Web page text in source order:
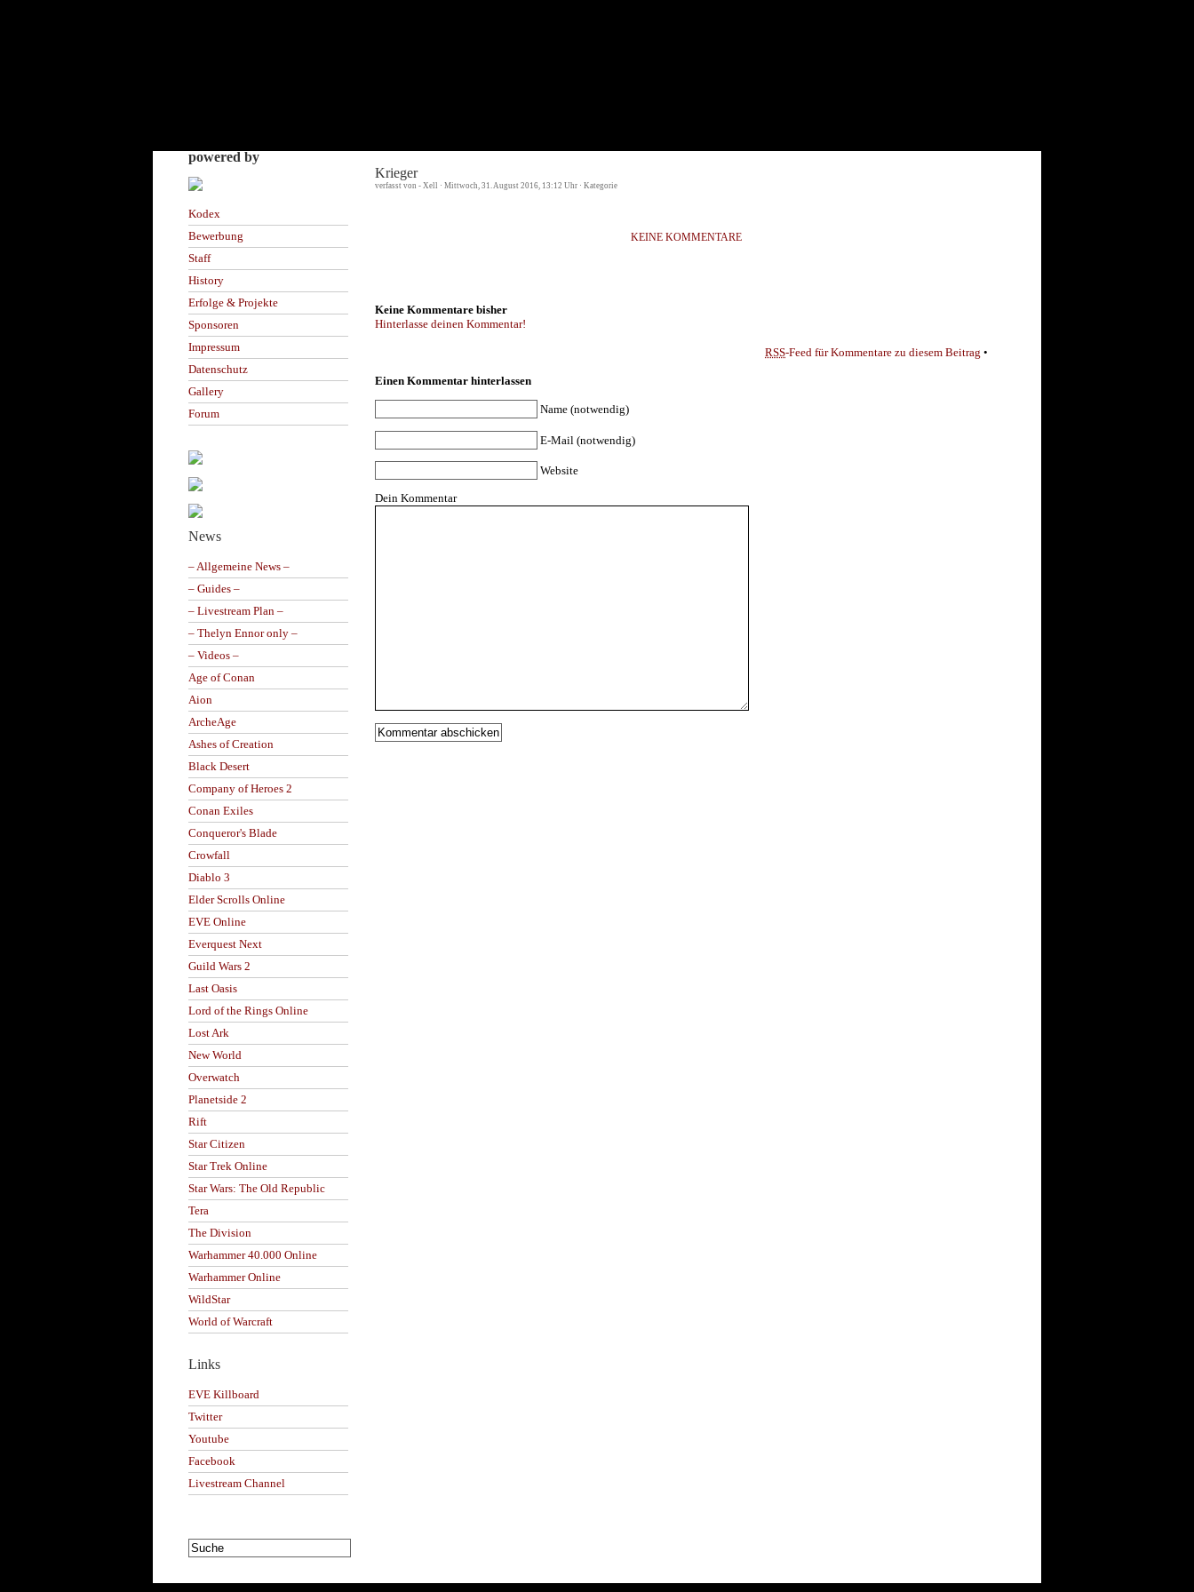
powered by
Kodex
Bewerbung
Staff
History
Erfolge & Projekte
Sponsoren
Impressum
Datenschutz
Gallery
Forum
News
– Allgemeine News –
– Guides –
– Livestream Plan –
– Thelyn Ennor only –
– Videos –
Age of Conan
Aion
ArcheAge
Ashes of Creation
Black Desert
Company of Heroes 2
Conan Exiles
Conqueror's Blade
Crowfall
Diablo 3
Elder Scrolls Online
EVE Online
Everquest Next
Guild Wars 2
Last Oasis
Lord of the Rings Online
Lost Ark
New World
Overwatch
Planetside 2
Rift
Star Citizen
Star Trek Online
Star Wars: The Old Republic
Tera
The Division
Warhammer 40.000 Online
Warhammer Online
WildStar
World of Warcraft
Links
EVE Killboard
Twitter
Youtube
Facebook
Livestream Channel
Krieger
verfasst von - Xell · Mittwoch, 31. August 2016, 13:12 Uhr · Kategorie
KEINE KOMMENTARE
Keine Kommentare bisher
Hinterlasse deinen Kommentar!
RSS-Feed für Kommentare zu diesem Beitrag •
Einen Kommentar hinterlassen
Name (notwendig)
E-Mail (notwendig)
Website
Dein Kommentar